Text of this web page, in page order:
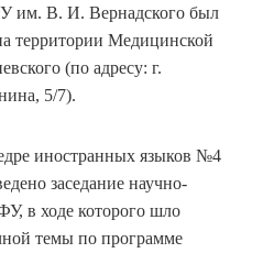
им. В. И. Вернадского был
территории Медицинской
(по адресу: г.
5/7).
иностранных языков №4
заседание научно-
в ходе которого шло
темы по программе